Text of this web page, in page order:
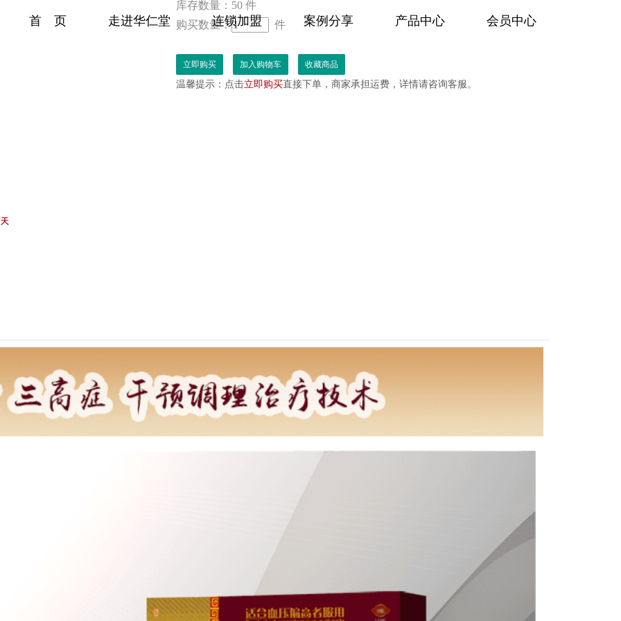
首 页 走进华仁堂 连锁加盟 案例分享 产品中心 会员中心
库存数量： 50 件
购买数量：
件
温馨提示： 点击立即购买直接下单，商家承担运费， 详情请咨询客服。